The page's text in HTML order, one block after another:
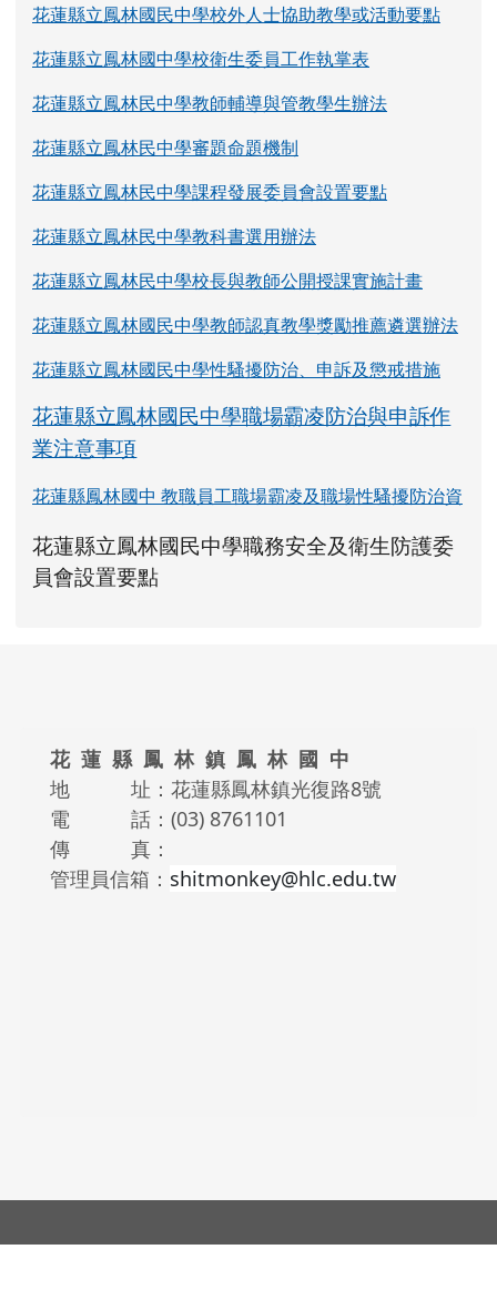
花蓮縣立鳳林國民中學校外人士協助教學或活動要點
花蓮縣立鳳林國中學校衛生委員工作執掌表
花蓮縣立鳳林民中學教師輔導與管教學生辦法
花蓮縣立鳳林民中學審題命題機制
花蓮縣立鳳林民中學課程發展委員會設置要點
花蓮縣立鳳林民中學教科書選用辦法
花蓮縣立鳳林民中學校長與教師公開授課實施計畫
花蓮縣立鳳林國民中學教師認真教學獎勵推薦遴選辦法
花蓮縣立鳳林國民中學性騷擾防治、申訴及懲戒措施
花蓮縣立鳳林國民中學職場霸凌防治與申訴作
業注意事項
花蓮縣鳳林國中 教職員工職場霸凌及職場性騷擾防治資
link to https://www.fles.hlc.edu.tw/uploads/tad_blocks/file/
花蓮縣立鳳林國民中學職務安全及衛生防護委
員會設置要點花蓮縣立鳳林國民中學職務安全及衛生防
花蓮縣立鳳林國民中學職務安全及衛生防
link to https://www.fles.hlc.edu.tw/uploads/
link to https://www.fles.hlc.edu.tw/uploads/
花 蓮 縣 鳳 林 鎮 鳳 林 國 中
地 址：花蓮縣鳳林鎮光復路8號
電 話：(03) 8761101
傳 真：
管理員信箱： shitmonkey@hlc.edu.tw